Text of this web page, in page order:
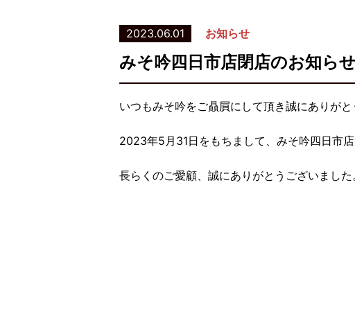
2023.06.01 お知らせ
みそ吟四日市店閉店のお知らせ
いつもみそ吟をご贔屓にして頂き誠にありがと
2023年5月31日をもちまして、みそ吟四日市店
長らくのご愛顧、誠にありがとうございました